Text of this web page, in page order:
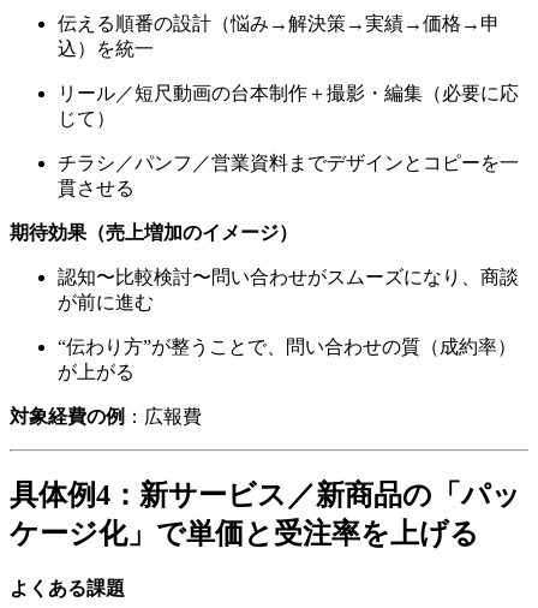
伝える順番の設計（悩み→解決策→実績→価格→申
込）を統一
リール／短尺動画の台本制作＋撮影・編集（必要に応
じて）
チラシ／パンフ／営業資料までデザインとコピーを一
貫させる
期待効果（売上増加のイメージ）
認知〜比較検討〜問い合わせがスムーズになり、商談
が前に進む
“伝わり方”が整うことで、問い合わせの質（成約率）
が上がる
対象経費の例 ：広報費
具体例4：新サービス／新商品の「パッ
ケージ化」で単価と受注率を上げる
よくある課題